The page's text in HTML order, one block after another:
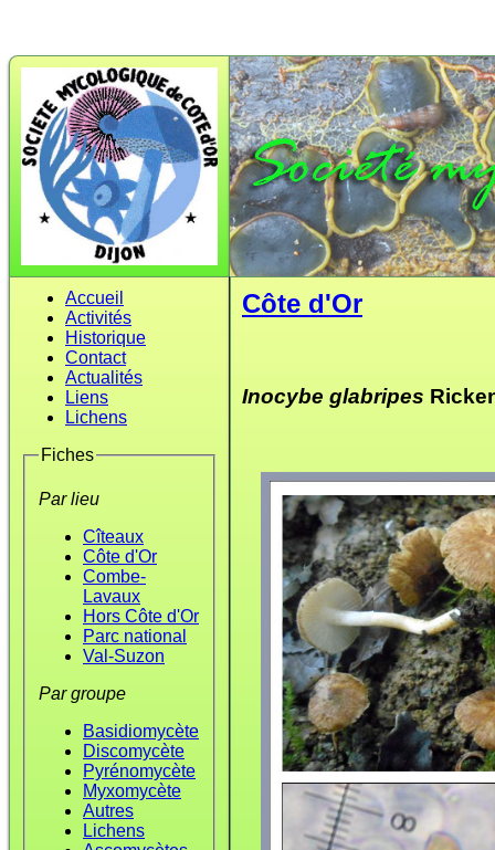
Accueil
Activités
Historique
Contact
Actualités
Liens
Lichens
Fiches
Par lieu
Cîteaux
Côte d'Or
Combe-
Lavaux
Hors Côte d'Or
Parc national
Val-Suzon
Par groupe
Basidiomycète
Discomycète
Pyrénomycète
Myxomycète
Autres
Lichens
Côte d'Or
Inocybe glabripes